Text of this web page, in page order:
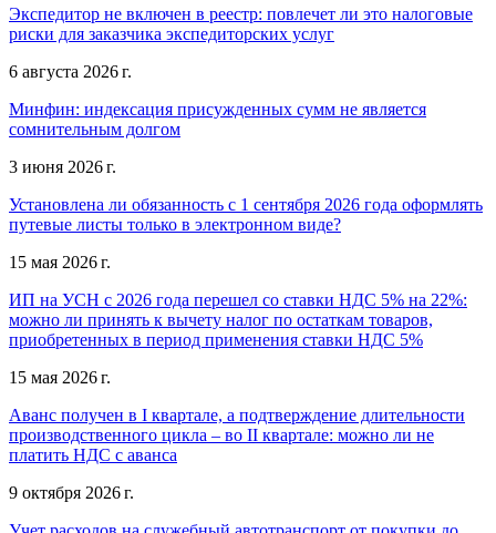
Экспедитор не включен в реестр: повлечет ли это налоговые
риски для заказчика экспедиторских услуг
6 августа 2026 г.
Минфин: индексация присужденных сумм не является
сомнительным долгом
3 июня 2026 г.
Установлена ли обязанность с 1 сентября 2026 года оформлять
путевые листы только в электронном виде?
15 мая 2026 г.
ИП на УСН с 2026 года перешел со ставки НДС 5% на 22%:
можно ли принять к вычету налог по остаткам товаров,
приобретенных в период применения ставки НДС 5%
15 мая 2026 г.
Аванс получен в I квартале, а подтверждение длительности
производственного цикла – во II квартале: можно ли не
платить НДС с аванса
9 октября 2026 г.